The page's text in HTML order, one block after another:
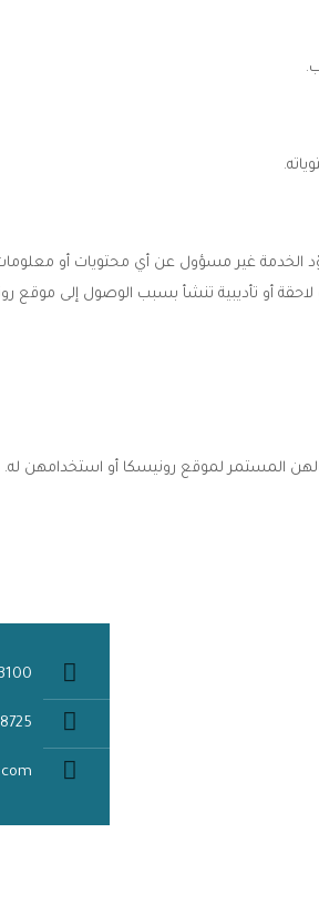
الخدمة غير مسؤول عن أي محتويات أو
أو تأديبية تنشأ بسبب الوصول إلى موقع
المستمر لموقع رونيسكا أو استخدامهن له.